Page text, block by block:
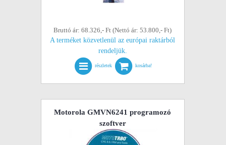
Bruttó ár: 68.326,- Ft (Nettó ár: 53.800,- Ft)
A terméket közvetlenül az európai raktárból
rendeljük.
részletek kosárba!
Motorola GMVN6241 programozó
szoftver